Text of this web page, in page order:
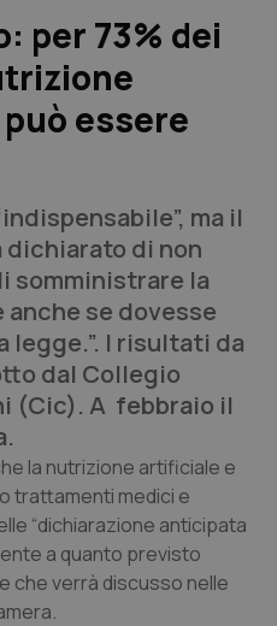
per 73% dei
essere
ma il
dichiarato di non
somministrare la
se dovesse
I risultati da
dal Collegio
(Cic). A febbraio il
la nutrizione artificiale e
trattamenti medici e
“dichiarazione anticipata
a quanto previsto
che verrà discusso nelle